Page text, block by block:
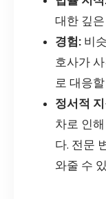
대한 깊
경험: 비
호사가
로 대응
정서적
차로 인
다. 전문
와줄 수